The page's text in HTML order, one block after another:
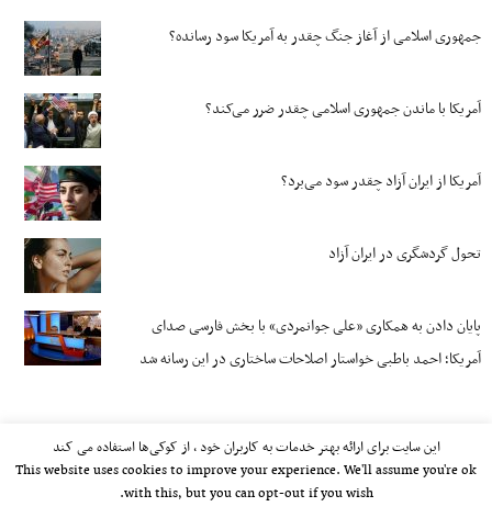
جمهوری اسلامی از آغاز جنگ چقدر به آمریکا سود رسانده؟
آمریکا با ماندن جمهوری اسلامی چقدر ضرر می‌کند؟
آمریکا از ایران آزاد چقدر سود می‌برد؟
تحول گردشگری در ایران آزاد
پایان دادن به همکاری «علی جوانمردی» با بخش فارسی صدای
آمریکا؛ احمد باطبی خواستار اصلاحات ساختاری در این رسانه شد
این سایت برای ارائه بهتر خدمات به کاربران خود ، از کوکی‌ها استفاده می کند
This website uses cookies to improve your experience. We'll assume you're ok
with this, but you can opt-out if you wish.